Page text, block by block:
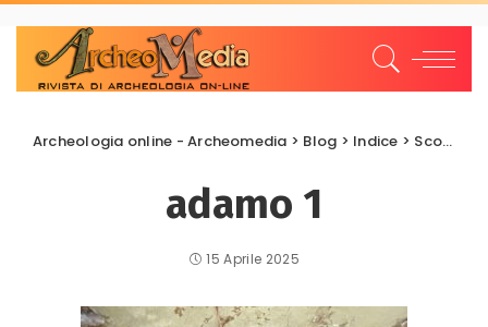
Archeologia online - Archeomedia > Blog > Indice > Scoperte e scavi
adamo 1
15 Aprile 2025